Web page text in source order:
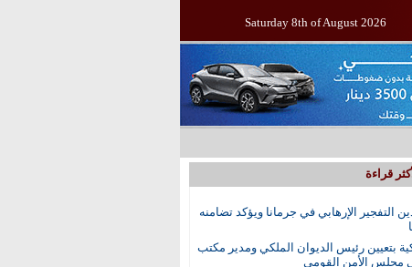
Saturday 8th of August 2026
قراءة
التفجير الإرهابي في جرمانا ويؤكد تضامنه
بتعيين رئيس الديوان الملكي ومدير مكتب
مجلس الأمن القومي